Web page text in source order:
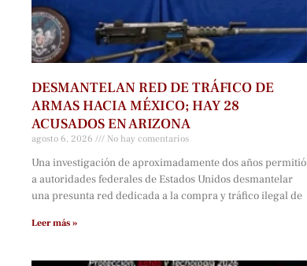
DESMANTELAN RED DE TRÁFICO DE
ARMAS HACIA MÉXICO; HAY 28
ACUSADOS EN ARIZONA
agosto 6, 2026 No hay comentarios
Una investigación de aproximadamente dos años permitió
a autoridades federales de Estados Unidos desmantelar
una presunta red dedicada a la compra y tráfico ilegal de
Leer más »